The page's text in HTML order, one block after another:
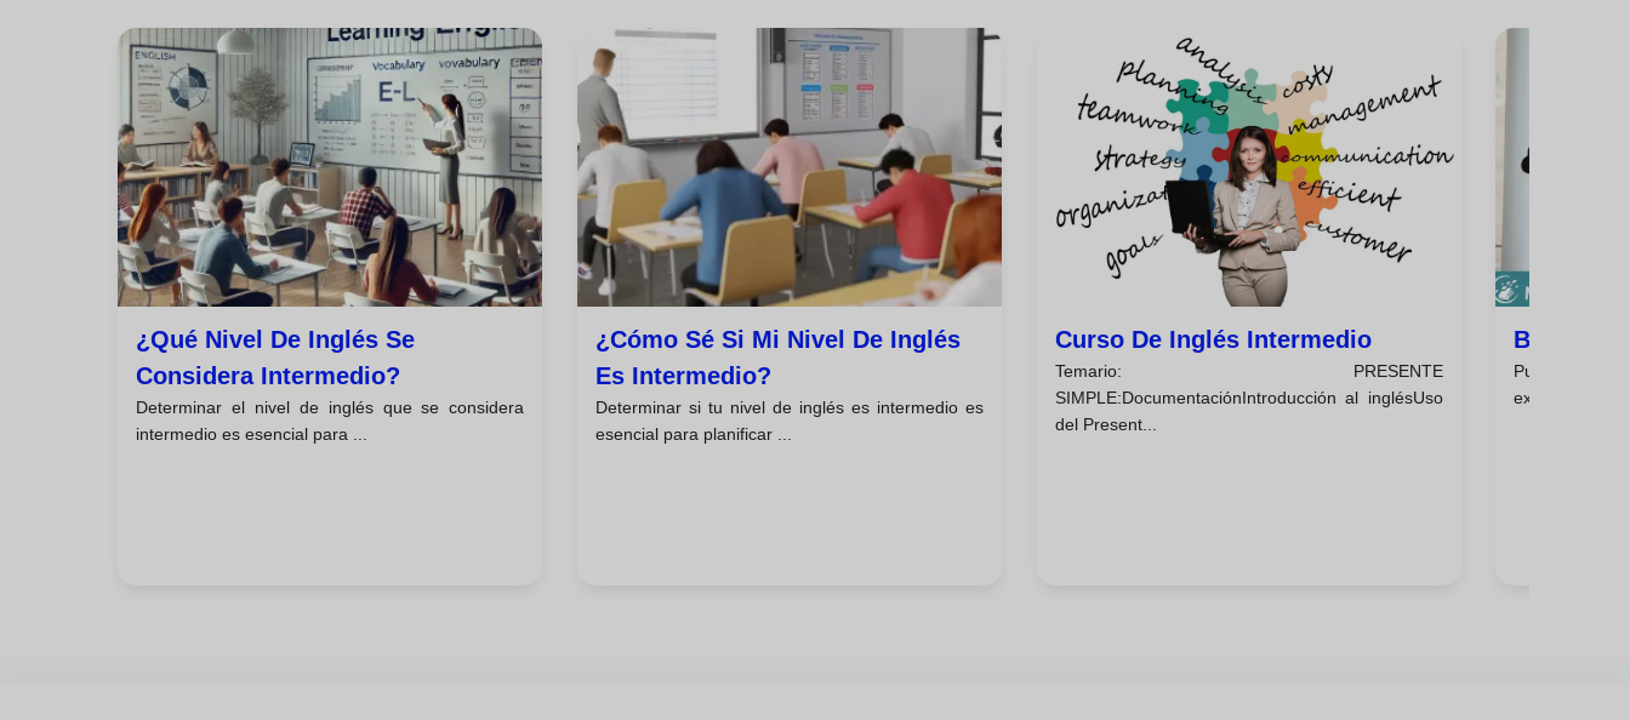
¿qué Nivel De Inglés Se
Considera Intermedio?
Determinar el nivel de inglés que se considera
intermedio es esencial para ...
¿cómo Sé Si Mi Nivel De Inglés
Es Intermedio?
Determinar si tu nivel de inglés es intermedio es
esencial para planificar ...
Curso De Inglés Intermedio
Temario: PRESENTE
SIMPLE:DocumentaciónIntroducción al inglésUso
del Present...
Puedes
extranjero